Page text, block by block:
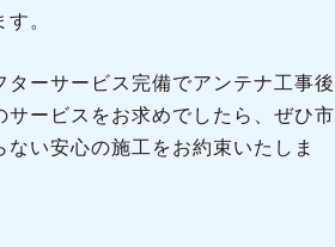
。
ーサービス完備でアンテナ工事後
ービスをお求めでしたら、ぜひ市
い安心の施工をお約束いたしま